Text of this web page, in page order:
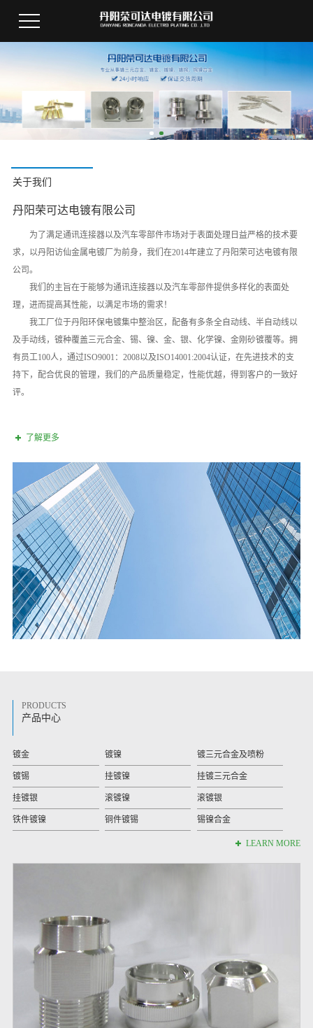
关于我们
丹阳荣可达电镀有限公司
为了满足通讯连接器以及汽车零部件市场对于表面处理日益严格的技术要
求，以丹阳访仙金属电镀厂为前身，我们在2014年建立了丹阳荣可达电镀有限
公司。
我们的主旨在于能够为通讯连接器以及汽车零部件提供多样化的表面处
理，进而提高其性能，以满足市场的需求！
我工厂位于丹阳环保电镀集中整治区，配备有多条全自动线、半自动线以
及手动线，镀种覆盖三元合金、锡、镍、金、银、化学镍、金刚砂镀覆等。拥
有员工100人，通过ISO9001：2008以及ISO14001:2004认证，在先进技术的支
持下，配合优良的管理，我们的产品质量稳定，性能优越，得到客户的一致好
评。
了解更多
PRODUCTS
产品中心
镀金 镀镍 镀三元合金及喷粉
镀锡 挂镀镍 挂镀三元合金
挂镀银 滚镀镍 滚镀银
铁件镀镍 铜件镀锡 锡镍合金
LEARN MORE